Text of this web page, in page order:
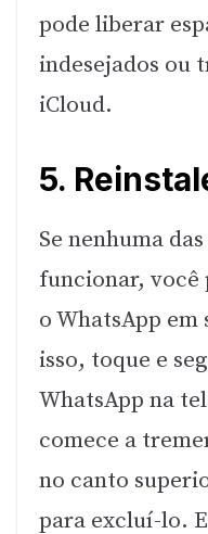
pode liberar
indesejados ou
iCloud.
5.
Se nenhuma
funcionar,
o WhatsApp em
isso, toque e
WhatsApp na
comece a
no canto
para excluí-lo.